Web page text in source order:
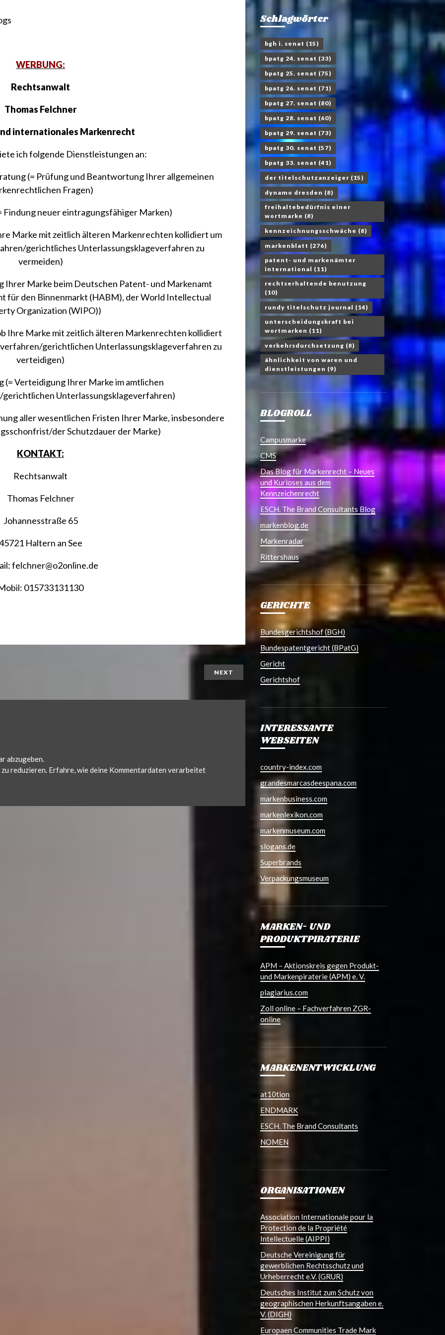
WERBUNG:
Rechtsanwalt
Thomas Felchner
internationales Markenrecht
ich folgende Dienstleistungen an:
(= Prüfung und Beantwortung Ihrer allgemeinen
Fragen)
Findung neuer eintragungsfähiger Marken)
Marke mit zeitlich älteren Markenrechten kollidiert um
gerichtliches Unterlassungsklageverfahren zu
vermeiden)
Ihrer Marke beim Deutschen Patent- und Markenamt
für den Binnenmarkt (HABM), der World Intellectual
Organization (WIPO))
Ihre Marke mit zeitlich älteren Markenrechten kollidiert
gerichtlichen Unterlassungsklageverfahren zu
verteidigen)
(= Verteidigung Ihrer Marke im amtlichen
Unterlassungsklageverfahren)
aller wesentlichen Fristen Ihrer Marke, insbesondere
der Schutzdauer der Marke)
KONTAKT:
Rechtsanwalt
Thomas Felchner
Johannesstraße 65
Haltern an See
felchner@o2online.de
015733131130
NEXT
abzugeben.
reduzieren. Erfahre, wie deine Kommentardaten verarbeitet
Schlagwörter
bgh i. senat (15)
bpatg 24. senat (33)
bpatg 25. senat (75)
bpatg 26. senat (71)
bpatg 27. senat (80)
bpatg 28. senat (60)
bpatg 29. senat (73)
bpatg 30. senat (57)
bpatg 33. senat (41)
der titelschutzanzeiger (15)
dynamo dresden (8)
freihaltebedürfnis einer
wortmarke (8)
kennzeichnungsschwäche (8)
markenblatt (276)
patent- und markenämter
international (11)
rechtserhaltende benutzung
(10)
rundy titelschutz journal (14)
unterscheidungskraft bei
wortmarken (11)
verkehrsdurchsetzung (8)
ähnlichkeit von waren und
dienstleistungen (9)
BLOGROLL
Campusmarke
CMS
Das Blog für Markenrecht – Neues
und Kurioses aus dem
Kennzeichenrecht
ESCH. The Brand Consultants Blog
markenblog.de
Markenradar
Rittershaus
GERICHTE
Bundesgerichtshof (BGH)
Bundespatentgericht (BPatG)
Gericht
Gerichtshof
INTERESSANTE
WEBSEITEN
country-index.com
grandesmarcasdeespana.com
markenbusiness.com
markenlexikon.com
markenmuseum.com
slogans.de
Superbrands
Verpackungsmuseum
MARKEN- UND
PRODUKTPIRATERIE
APM – Aktionskreis gegen Produkt-
und Markenpiraterie (APM) e. V.
plagiarius.com
Zoll online – Fachverfahren ZGR-
online
MARKENENTWICKLUNG
at10tion
ENDMARK
ESCH. The Brand Consultants
NOMEN
ORGANISATIONEN
Association Internationale pour la
Protection de la Propriété
Intellectuelle (AIPPI)
Deutsche Vereinigung für
gewerblichen Rechtsschutz und
Urheberrecht e.V. (GRUR)
Deutsches Institut zum Schutz von
geographischen Herkunftsangaben e.
V. (DIGH)
Europaen Communities Trade Mark